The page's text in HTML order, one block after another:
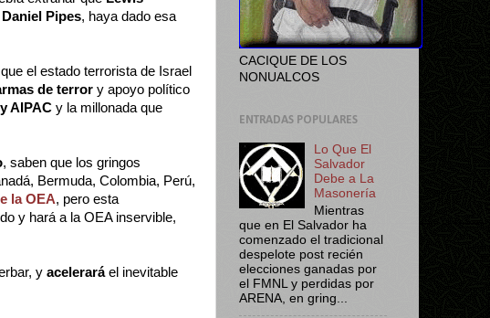
Daniel Pipes, haya dado esa
el estado terrorista de Israel
de terror y apoyo político
AIPAC y la millonada que
, saben que los gringos
Bermuda, Colombia, Perú,
la OEA, pero esta
y hará a la OEA inservible,
y aceleraráel inevitable
CACIQUE DE LOS
NONUALCOS
ENTRADAS POPULARES
Lo Que El
Salvador
Debe a La
Masonería
Mientras
que en El Salvador ha
comenzado el tradicional
despelote post recién
elecciones ganadas por
el FMNL y perdidas por
ARENA, en gring...